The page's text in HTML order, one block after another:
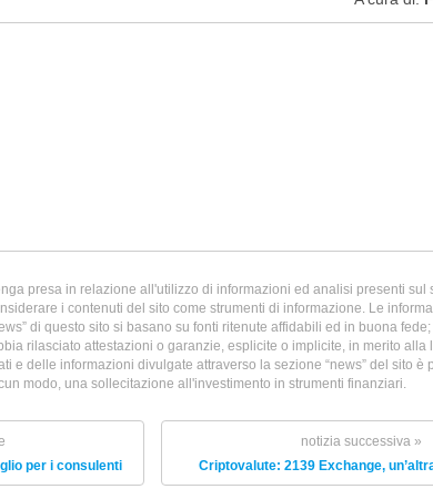
presa in relazione all'utilizzo di informazioni ed analisi presenti sul
i contenuti del sito come strumenti di informazione. Le
di questo sito si basano su fonti ritenute affidabili ed in buona
rilasciato attestazioni o garanzie, esplicite o implicite, in merito alla
e delle informazioni divulgate attraverso la sezione “news” del sito è
modo, una sollecitazione all'investimento in strumenti finanziari.
per i consulenti
notizia successiva »
Criptovalute: 2139 Exchange,